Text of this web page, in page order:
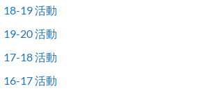
18-19 活動
19-20 活動
17-18 活動
16-17 活動